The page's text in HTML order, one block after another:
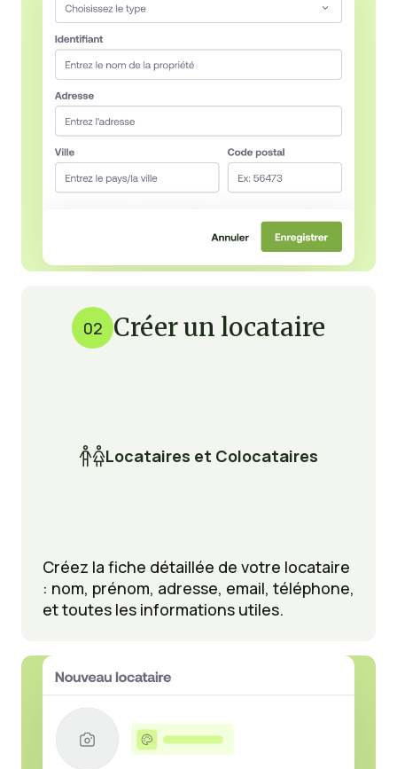
02 Créer un locataire
Locataires et Colocataires
Créez la fiche détaillée de votre locataire
: nom, prénom, adresse, email, téléphone,
et toutes les informations utiles.